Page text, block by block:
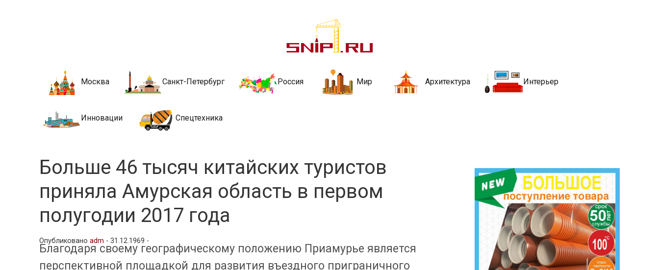
Новости строительства и недвижимости
стройкой рубрики
Москва Санкт-Петербург Россия Мир Архитектура Интерьер
Инновации Спецтехника
Больше 46 тысяч китайских туристов
приняла Амурская область в первом
полугодии 2017 года
Опубликованоadm -31.12.1969 -
Благодаря своему географическому положению Приамурье является
перспективной площадкой для развития въездного приграничного